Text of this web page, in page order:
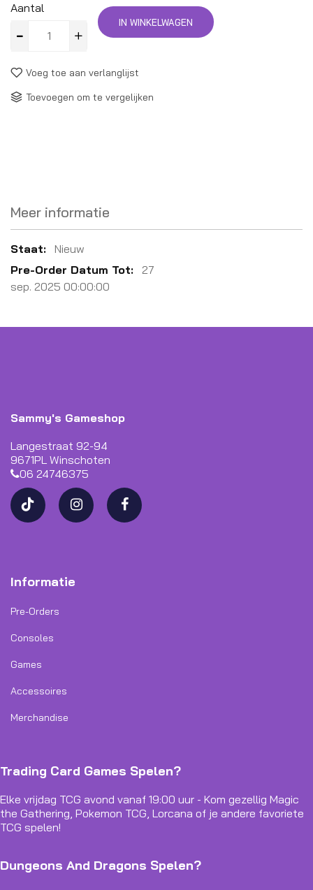
Aantal
IN WINKELWAGEN
Voeg toe aan verlanglijst
Toevoegen om te vergelijken
Meer informatie
Meer
informatie
Nieuw
27
sep. 2025 00:00:00
Sammy's Gameshop
Langestraat 92-94
9671PL Winschoten
06 24746375
Informatie
Pre-Orders
Consoles
Games
Accessoires
Merchandise
Trading Card Games Spelen?
Elke vrijdag TCG avond vanaf 19:00 uur - Kom gezellig Magic
the Gathering, Pokemon TCG, Lorcana of je andere favoriete
TCG spelen!
Dungeons And Dragons Spelen?